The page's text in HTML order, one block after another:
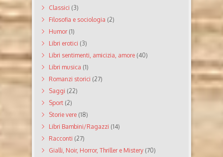
Classici (3)
Filosofia e sociologia (2)
Humor(1)
Libri erotici (3)
Libri sentimenti, amicizia, amore (40)
Libri musica (1)
Romanzi storici (27)
Saggi (22)
Sport (2)
Storie vere (18)
Libri Bambini/Ragazzi (14)
Racconti (27)
Gialli, Noir, Horror, Thriller e Mistery (70)